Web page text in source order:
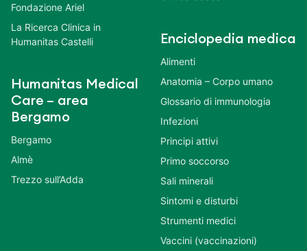
Fondazione Ariel
La Ricerca Clinica in
Humanitas Castelli
Humanitas Medical
Care – area
Bergamo
Bergamo
Almè
Trezzo sull’Adda
Enciclopedia medica
Alimenti
Anatomia – Corpo umano
Glossario di immunologia
Infezioni
Principi attivi
Primo soccorso
Sali minerali
Sintomi e disturbi
Strumenti medici
Vaccini (vaccinazioni)